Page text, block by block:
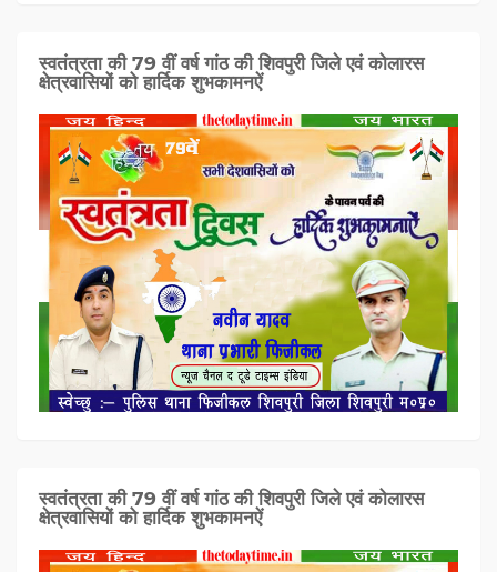
स्वतंत्रता की 79 वीं वर्ष गांठ की शिवपुरी जिले एवं कोलारस
क्षेत्रवासियों को हार्दिक शुभकामनऐं
स्वतंत्रता की 79 वीं वर्ष गांठ की शिवपुरी जिले एवं कोलारस
क्षेत्रवासियों को हार्दिक शुभकामनऐं